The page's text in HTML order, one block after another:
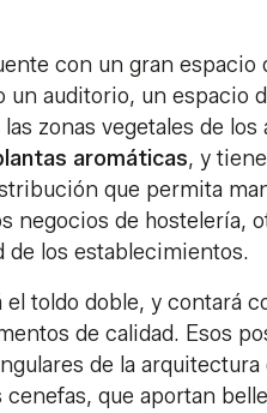
con un gran espacio
un auditorio, un espacio
zonas vegetales de los
aromáticas, y
que permita
negocios de hostelería,
de los establecimientos.
toldo doble, y contará
de calidad. Esos
de la arquitectura
que aportan